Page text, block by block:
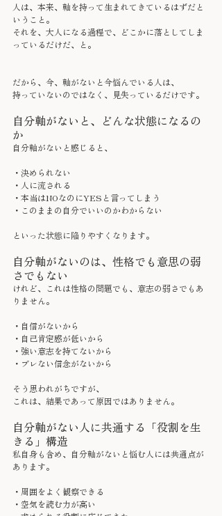
人は、本来、軸を持って生まれてきているはずだと
いうこと。
それを、大人になる過程で、どこかに落としてしま
っているだけだ、と。
だから、今、軸がないと今悩んでいる人は、
持っていないのではなく、見失っているだけです。
自分軸がないと、どんな状態になるの
か
自分軸がないと感じると、
・決められない
・人に流される
・本当はNOなのにYESと言ってしまう
・このままの自分でいいのかわからない
といった状態に陥りやすくなります。
自分軸がないのは、性格でも意思の弱
さでもない
けれど、これは性格の問題でも、意志の弱さでもあ
りません。
・自信がないから
・自己肯定感が低いから
・強い意志を持てないから
・ブレない信念がないから
そう思われがちですが、
これは、結果であって原因ではありません。
自分軸がない人に共通する「役割を生
きる」構造
私自身も含め、自分軸がないと悩む人には共通点が
あります。
・周囲をよく観察できる
・空気を読む力が高い